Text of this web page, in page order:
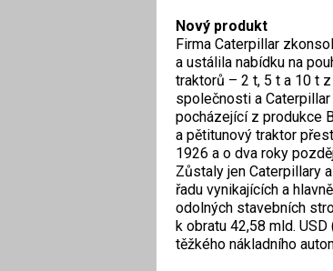
Nový produkt
Firma Caterpillar
a ustálila nabídku na
traktorů – 2 t, 5 t a 10 t
společnosti a
pocházející z produkce
a pětitunový traktor
1926 a o dva roky
Zůstaly jen Caterpillary
řadu vynikajících a
odolných stavebních
k obratu 42,58 mld.
těžkého nákladního